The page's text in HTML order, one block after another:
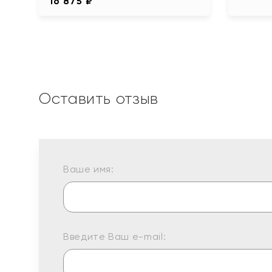
Оставить отзыв
Ваше имя:
Введите Ваш e-mail: